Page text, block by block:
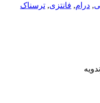
, درام, فانتزی, ترسناک